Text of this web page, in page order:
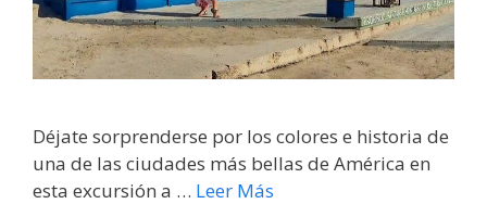
Déjate sorprenderse por los colores e historia de
una de las ciudades más bellas de América en
esta excursión a … Leer Más